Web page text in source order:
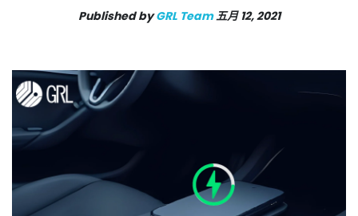
Published byGRL Team五月 12, 2021